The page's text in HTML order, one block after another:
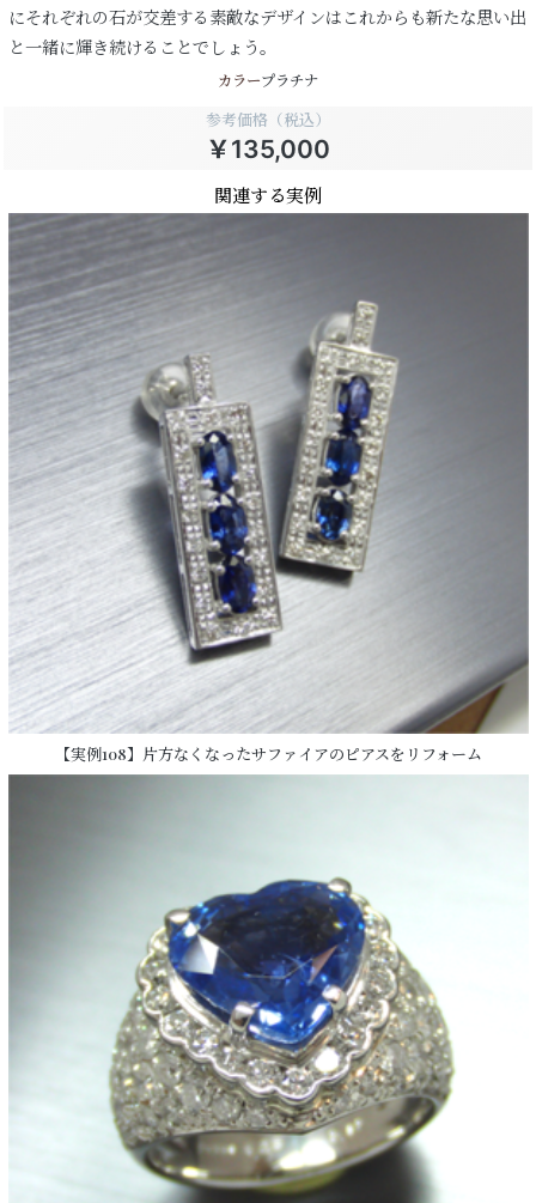
にそれぞれの石が交差する素敵なデザインはこれからも新たな思い出
と一緒に輝き続けることでしょう。
カラープラチナ
参考価格（税込）
￥135,000
関連する実例
【実例108】片方なくなったサファイアのピアスをリフォーム